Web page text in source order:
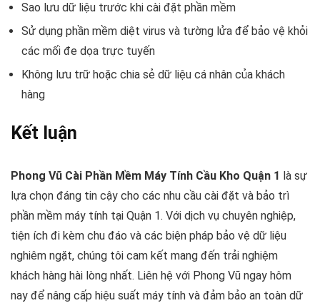
Sao lưu dữ liệu trước khi cài đặt phần mềm
Sử dụng phần mềm diệt virus và tường lửa để bảo vệ khỏi
các mối đe dọa trực tuyến
Không lưu trữ hoặc chia sẻ dữ liệu cá nhân của khách
hàng
Kết luận
Phong Vũ Cài Phần Mềm Máy Tính Cầu Kho Quận 1 là sự
lựa chọn đáng tin cậy cho các nhu cầu cài đặt và bảo trì
phần mềm máy tính tại Quận 1. Với dịch vụ chuyên nghiệp,
tiện ích đi kèm chu đáo và các biện pháp bảo vệ dữ liệu
nghiêm ngặt, chúng tôi cam kết mang đến trải nghiệm
khách hàng hài lòng nhất. Liên hệ với Phong Vũ ngay hôm
nay để nâng cấp hiệu suất máy tính và đảm bảo an toàn dữ